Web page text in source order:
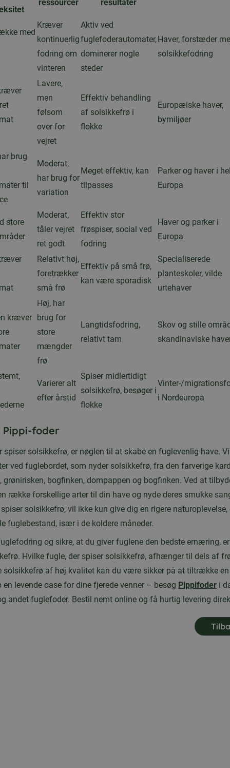
ressourcer resultater
med
Kræver
kontinuerlig
fodring om
vinteren
Aktiv ved
fuglefoderautomater,
dominerer nogle
steder
Haver, forstæder
solsikkefodring
Lavere,
men
følsom
over for
vejret
Effektiv behandling
af solsikkefrø i
flokke
Europæiske haver,
bymiljøer
brug
til
Moderat,
har brug for
variation
Meget effektiv, kan
tilpasses
Parker og haver i
Europa
store
Moderat,
tåler vejret
ret godt
Effektiv stor
frøspiser, social ved
fodring
Haver og parker i
Europa
Relativt høj,
foretrækker
små frø
Effektiv på små frø,
kan være sporadisk
Specialiserede
planteskoler, vilde
urtehaver
kræver
Høj, har
brug for
store
mængder
frø
Langtidsfodring,
relativt tam
Skov og stille
skandinaviske
Varierer alt
efter årstid
Spiser midlertidigt
solsikkefrø, besøger i
flokke
Vinter-/
i Nordeuropa
Pippi-foder
spiser solsikkefrø, er nøglen til at skabe en fuglevenlig have.
ved fuglebordet, som nyder solsikkefrø, fra den farverige
bogfinken, dompappen og bogfinken. Ved at
række forskellige arter til din have og nyde deres smukke
solsikkefrø, vil ikke kun give dig en rigere
fuglebestand, især i de koldere måneder.
og sikre, at du giver fuglene den bedste ernæring,
Hvilke fugle, der spiser solsikkefrø, afhænger til dels af
solsikkefrø af høj kvalitet kan du være sikker på at tiltrække
levende oase for dine fjerede venner – besøg Pippifoder i
andet fuglefoder. Bestil nemt online og få hurtig levering